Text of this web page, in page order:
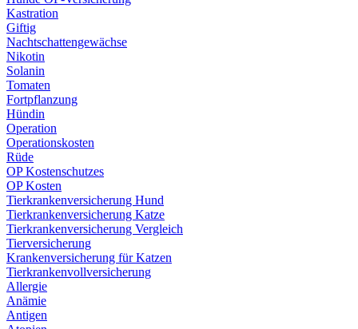
Kastration
Giftig
Nachtschattengewächse
Nikotin
Solanin
Tomaten
Fortpflanzung
Hündin
Operation
Operationskosten
Rüde
OP Kostenschutzes
OP Kosten
Tierkrankenversicherung Hund
Tierkrankenversicherung Katze
Tierkrankenversicherung Vergleich
Tierversicherung
Krankenversicherung für Katzen
Tierkrankenvollversicherung
Allergie
Anämie
Antigen